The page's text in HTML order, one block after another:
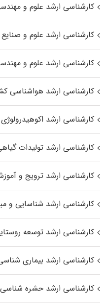
کارشناسی ارشد علوم و
کارشناسی ارشد علوم و
کارشناسی ارشد علوم و
کارشناسی ارشد هواشناسی
کارشناسی ارشد اکوهیدرولوژی
کارشناسی ارشد تولیدات
کارشناسی ارشد ترویج و
کارشناسی ارشد شناسایی و
کارشناسی ارشد توسعه
کارشناسی ارشد بیماری‌
کارشناسی ارشد حشره‌